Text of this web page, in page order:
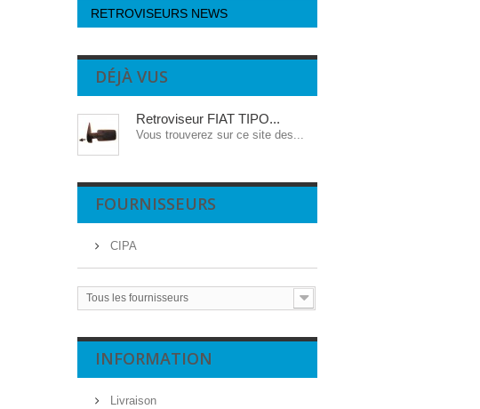
RETROVISEURS NEWS
DÉJÀ VUS
Retroviseur FIAT TIPO...
Vous trouverez sur ce site des...
FOURNISSEURS
CIPA
Tous les fournisseurs
INFORMATION
Livraison